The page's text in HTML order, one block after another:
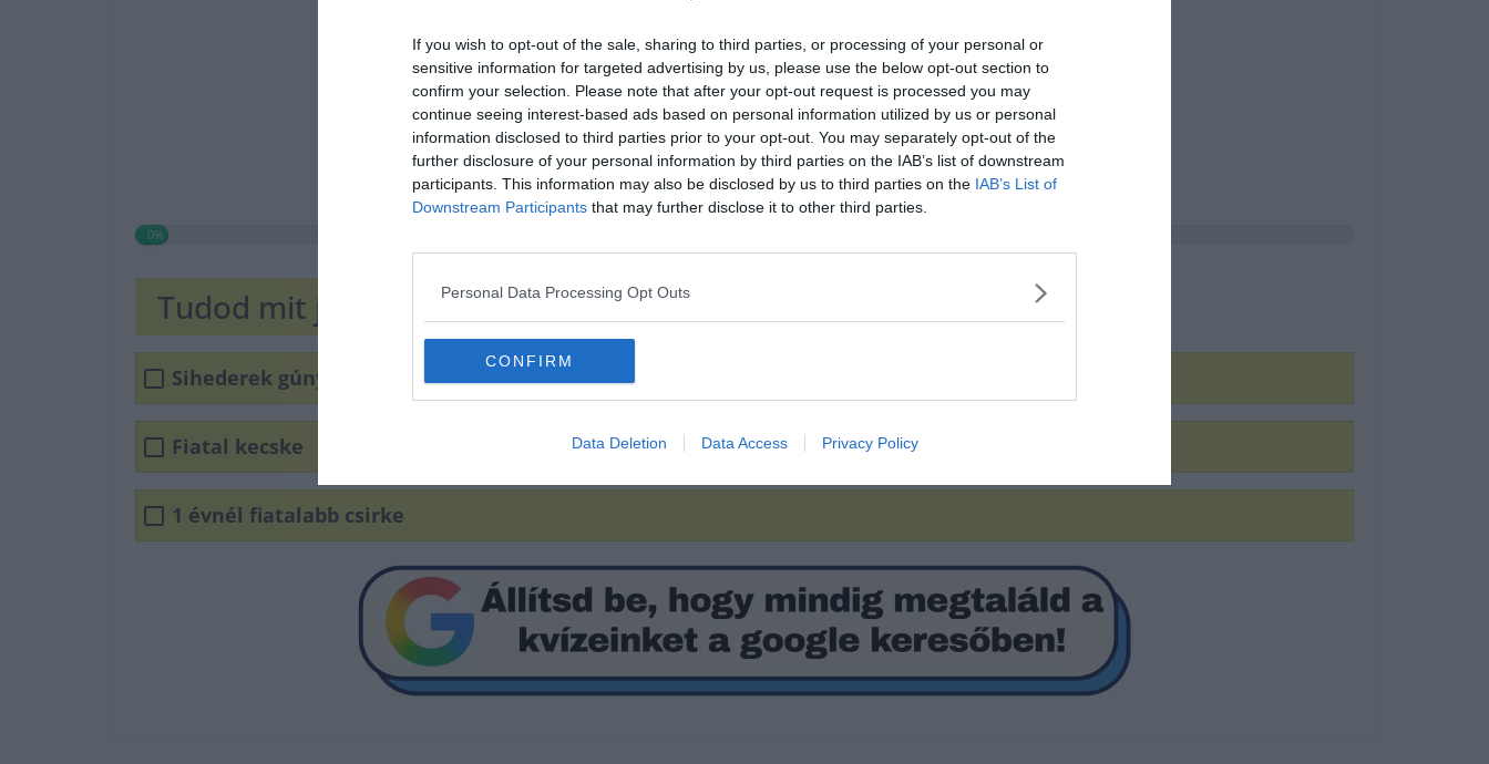
If you wish to opt-out of the sale, sharing to third parties, or processing of your personal or
sensitive information for targeted advertising by us, please use the below opt-out section to
confirm your selection. Please note that after your opt-out request is processed you may
continue seeing interest-based ads based on personal information utilized by us or personal
information disclosed to third parties prior to your opt-out. You may separately opt-out of the
further disclosure of your personal information by third parties on the IAB’s list of downstream
participants. This information may also be disclosed by us to third parties on the IAB’s List of
Downstream Participants that may further disclose it to other third parties.
Personal Data Processing Opt Outs
CONFIRM
Data Deletion Data Access Privacy Policy
0%
Tudod mit jelent a tiknyó?
Sihederek gúnyneve
Fiatal kecske
1 évnél fiatalabb csirke